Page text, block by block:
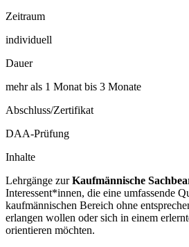
Zeitraum
individuell
Dauer
mehr als 1 Monat bis 3 Monate
Abschluss/Zertifikat
DAA-Prüfung
Inhalte
Lehrgänge zurKaufmännische
Interessent*innen, die eine umfassende
kaufmännischen Bereich ohne
erlangen wollen oder sich in einem
orientieren möchten.